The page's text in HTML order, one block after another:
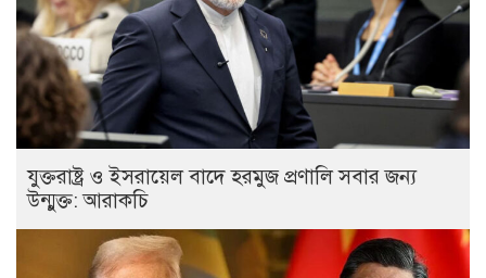
যুক্তরাষ্ট্র ও ইসরায়েল বাদে হরমুজ প্রণালি সবার জন্য
উন্মুক্ত: আরাকচি